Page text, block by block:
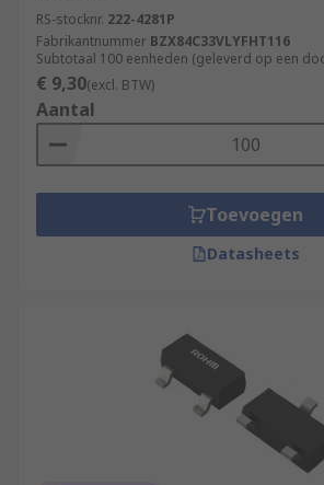
RS-stocknr. 222-4281P
Fabrikantnummer BZX84C33VLYFHT116
Subtotaal 100 eenheden (geleverd op een
€ 9,30(excl. BTW)
Aantal
Toevoegen
Datasheets